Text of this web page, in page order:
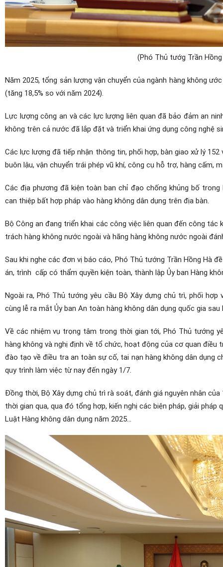
(Phó Thủ tướg Trần
Năm 2025, tổng sản lượng vận chuyển của ngành hàng không
(tăng 18,5% so với năm 2024).
Lực lượng công an và các lực lượng liên quan đã bảo đảm an
không trên cả nước đã lắp đặt và triển khai ứng dụng công nghệ
Các lực lượng đã tiếp nhận thông tin, phối hợp, bàn giao xử lý
buôn lậu, vận chuyển trái phép vũ khí, công cụ hỗ trợ, hàng cấm,
Các địa phương đã kiện toàn ban chỉ đạo chống khủng bố
can thiệp bất hợp pháp vào hàng không dân dụng trên địa bàn.
Bộ Công an đang triển khai các công việc liên quan đến công
trách hàng không nước ngoài và hãng hàng không nước ngoài
Sau khi nghe các đơn vị báo cáo, Phó Thủ tướng Trần Hồng Hà
án, trình cấp có thẩm quyền kiện toàn, thành lập Ủy ban Hàng
Ngoài ra, Phó Thủ tướng yêu cầu Bộ Xây dựng chủ trì, phối
cùng lễ ra mắt Ủy ban An toàn hàng không dân dụng quốc gia sau
Về các nhiệm vụ trọng tâm trong thời gian tới, Phó Thủ tướng
hàng không và nghị định về tổ chức, hoạt động của cơ quan
đào tạo về điều tra an toàn sự cố, tai nạn hàng không dân dụng
quy trình làm việc từ nay đến ngày 1/7.
Đồng thời, Bộ Xây dựng chủ trì rà soát, đánh giá nguyên nhân
thời gian qua, qua đó tổng hợp, kiến nghị các biện pháp, giải
Luật Hàng không dân dụng năm 2025...